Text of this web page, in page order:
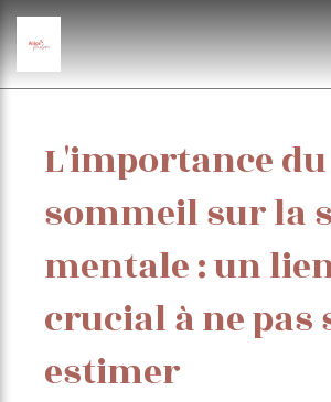
L'importance du
sommeil sur la
mentale : un
crucial à ne pas
estimer